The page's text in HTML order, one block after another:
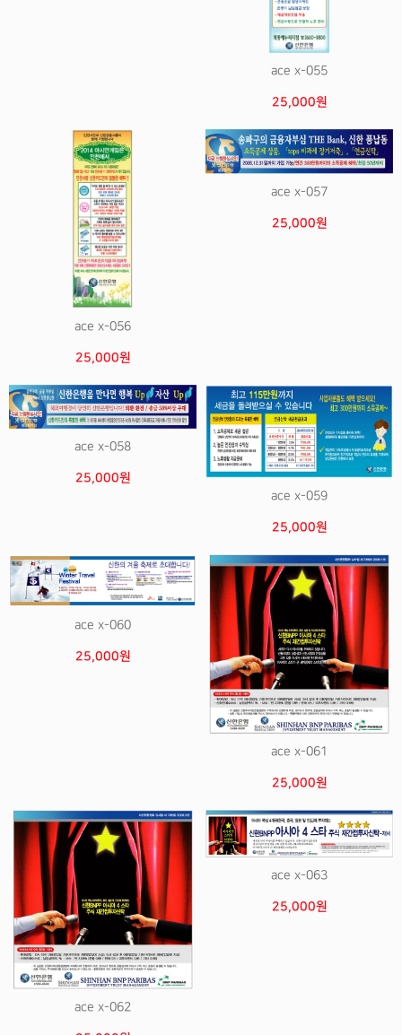
ace x-055
25,000원
ace x-056
25,000원
ace x-057
25,000원
ace x-058
25,000원
ace x-059
25,000원
ace x-060
25,000원
ace x-061
25,000원
ace x-062
ace x-063
25,000원